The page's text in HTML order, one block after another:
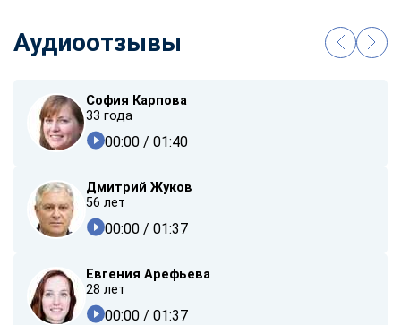
Аудиоотзывы
София Карпова
33 года
00:00 / 01:40
Дмитрий Жуков
56 лет
00:00 / 01:37
Евгения Арефьева
28 лет
00:00 / 01:37